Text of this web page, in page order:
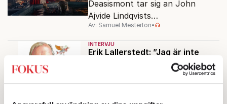
Deasismont tar sig an John
Ajvide Lindqvists
sjöjungfruhistoria ”Sommaren
1985” korsas Saltkråkan med
Stephen King.
Av: Samuel Mesterton•
INTERVJU
Erik Lallerstedt: ”Jag är inte
jätteroad av att visa mig”